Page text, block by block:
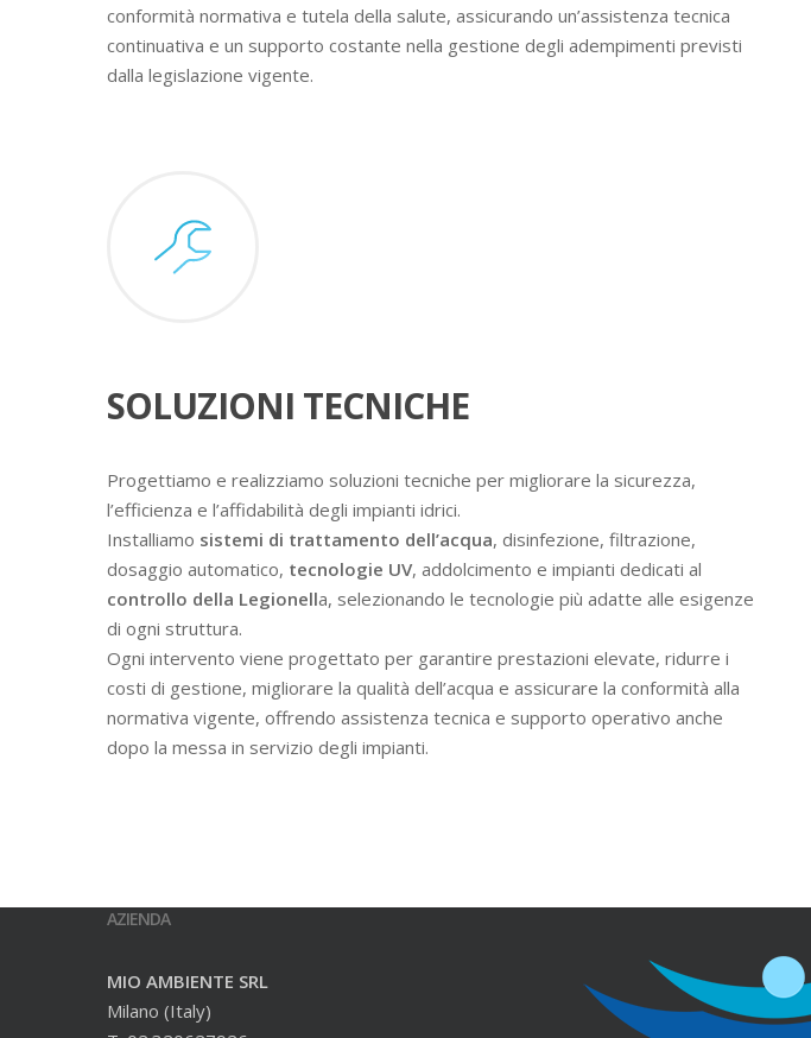
conformità normativa e tutela della salute, assicurando un’assistenza tecnica
continuativa e un supporto costante nella gestione degli adempimenti previsti
dalla legislazione vigente.
SOLUZIONI TECNICHE
Progettiamo e realizziamo soluzioni tecniche per migliorare la sicurezza,
l’efficienza e l’affidabilità degli impianti idrici.
Installiamo sistemi di trattamento dell’acqua, disinfezione, filtrazione,
dosaggio automatico, tecnologie UV, addolcimento e impianti dedicati al
controllo della Legionella, selezionando le tecnologie più adatte alle esigenze
di ogni struttura.
Ogni intervento viene progettato per garantire prestazioni elevate, ridurre i
costi di gestione, migliorare la qualità dell’acqua e assicurare la conformità alla
normativa vigente, offrendo assistenza tecnica e supporto operativo anche
dopo la messa in servizio degli impianti.
AZIENDA
MIO AMBIENTE SRL
Milano (Italy)